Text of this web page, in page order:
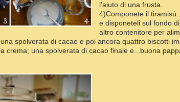
l'aiuto di una frusta.
4)Componete il
e disponeteli sul fondo
altro contenitore per
spolverata di cacao e poi ancora quattro biscotti
crema; una spolverata di cacao finale e...buona